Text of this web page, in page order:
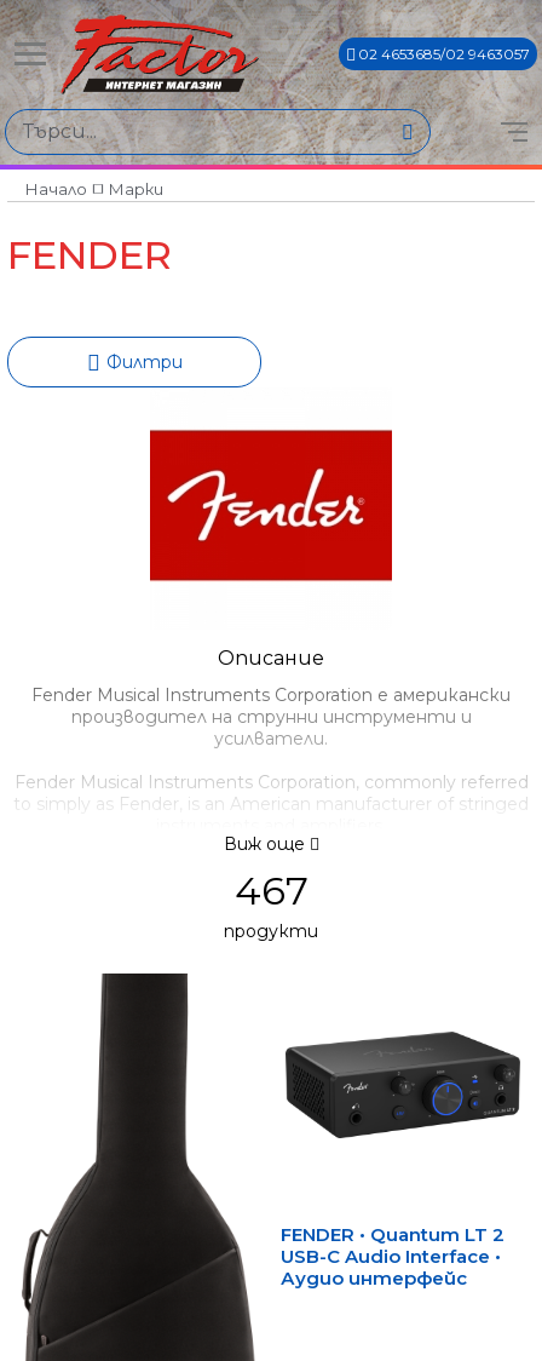
02 4653685/02 9463057
Намери продукти по
Цена
€0€ - €2352€
Начало Марки
FENDER
Филтри
Описание
Fender Musical Instruments Corporation е американски
производител на струнни инструменти и
усилватели.
Fender Musical Instruments Corporation, commonly referred
to simply as Fender, is an American manufacturer of stringed
Виж още
467
продукти
FENDER • Quantum LT 2
USB-C Audio Interface •
Аудио интерфейс